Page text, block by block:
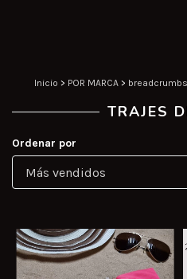
Inicio > POR MARCA >
TRAJES
Ordenar por